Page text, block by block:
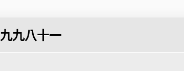
九九八十一